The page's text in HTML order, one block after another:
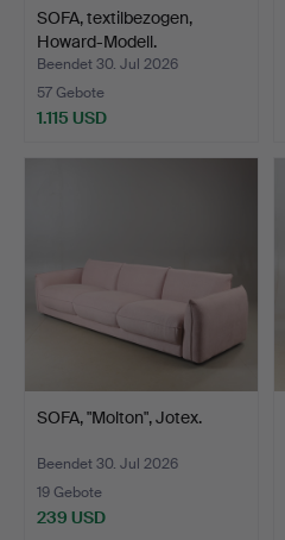
SOFA, textilbezogen,
Howard-Modell.
Beendet 30. Jul 2026
57 Gebote
1.115 USD
SOFA, "Molton", Jotex.
Beendet 30. Jul 2026
19 Gebote
239 USD